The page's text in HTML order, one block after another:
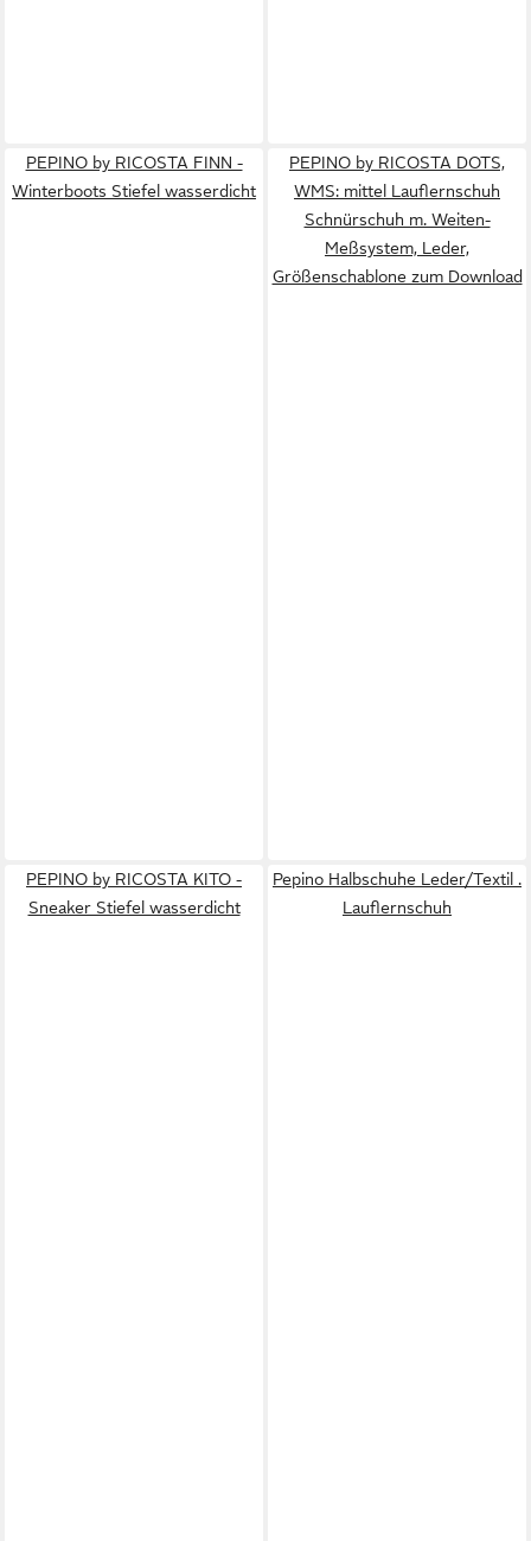
PEPINO by RICOSTA FINN -
Winterboots Stiefel wasserdicht
PEPINO by RICOSTA DOTS,
WMS: mittel Lauflernschuh
Schnürschuh m. Weiten-
Meßsystem, Leder,
Größenschablone zum Download
PEPINO by RICOSTA KITO -
Sneaker Stiefel wasserdicht
Pepino Halbschuhe Leder/Textil .
Lauflernschuh